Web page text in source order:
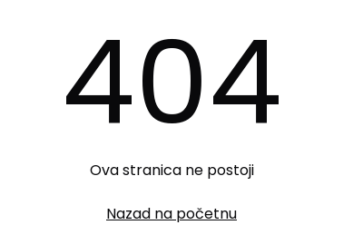
404
Ova stranica ne postoji
Nazad na početnu